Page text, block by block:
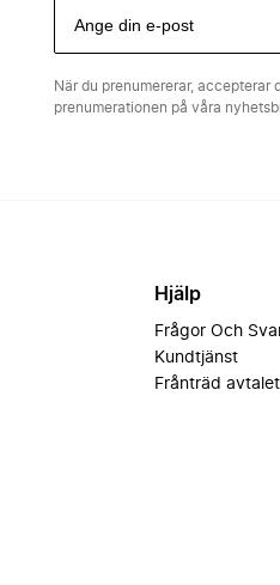
När du prenumererar, accepterar
prenumerationen på våra
Hjälp
Frågor Och
Kundtjänst
Frånträd